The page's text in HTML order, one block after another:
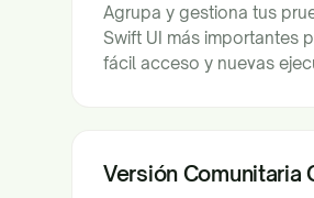
Agrupa y gestiona tus
Swift UI más importantes
fácil acceso y nuevas
Versión Comunitaria